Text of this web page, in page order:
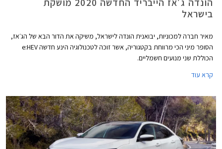
הונדה ג׳אז הייבריד החדשה 2020 מושקת
בישראל
מאיר חברה למכוניות, יבואנית הונדה לישראל, משיקה את הדור הבא של הג׳אז,
הסופר מיני הכי מרווחת בקטגוריה, אשר זוכה לטכנולוגיה הינע חדשה e:HEV
הכוללת שני מנועים חשמליים.
קרא עוד